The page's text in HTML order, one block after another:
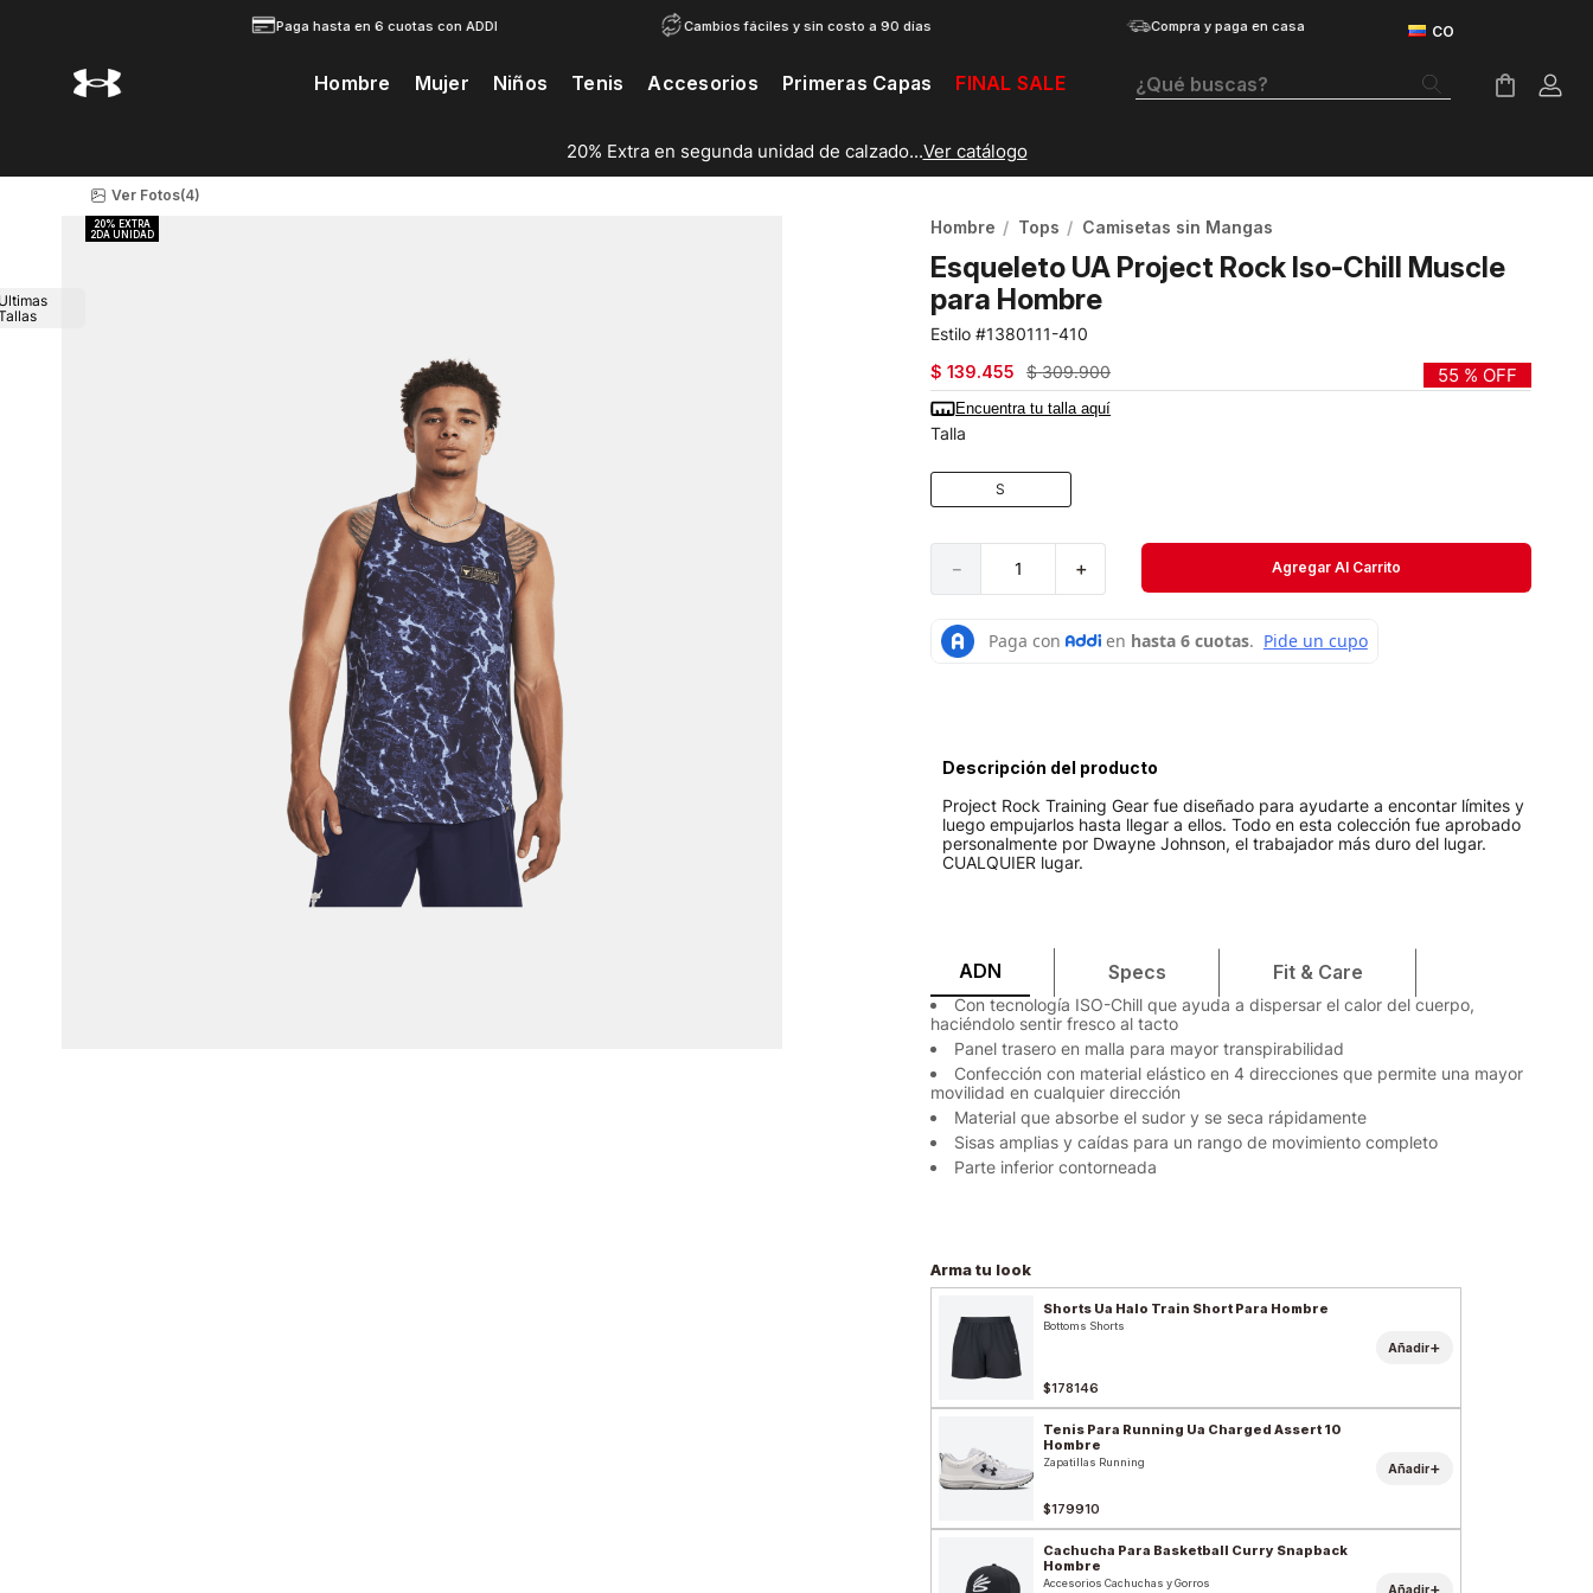
Paga hasta en 6 cuotas con ADDI Cambios fáciles y sin costo a 90 días Compra y paga en casa
Hombre Mujer Niños Tenis Accesorios Primeras Capas FINAL SALE ¿Qué buscas?
20% Extra en segunda unidad de calzado...Ver catálogo
Ver Fotos(4)
Hombre Tops Camisetas sin Mangas
Esqueleto UA Project Rock Iso-Chill Muscle
para Hombre
1380111-410
$ 139.455 $ 309.900 55 % OFF
Encuentra tu talla aquí
Talla
S
＋
－ Agregar Al Carrito
Descripción del producto
Project Rock Training Gear fue diseñado para ayudarte a encontar límites y
luego empujarlos hasta llegar a ellos. Todo en esta colección fue aprobado
personalmente por Dwayne Johnson, el trabajador más duro del lugar.
CUALQUIER lugar.
ADN Specs Fit & Care
Con tecnología ISO-Chill que ayuda a dispersar el calor del cuerpo,
haciéndolo sentir fresco al tacto
Panel trasero en malla para mayor transpirabilidad
Confección con material elástico en 4 direcciones que permite una mayor
movilidad en cualquier dirección
Material que absorbe el sudor y se seca rápidamente
Sisas amplias y caídas para un rango de movimiento completo
Parte inferior contorneada
Arma tu look
Shorts Ua Halo Train Short Para Hombre
Bottoms Shorts
$178146
Añadir+
Tenis Para Running Ua Charged Assert 10
Hombre
Zapatillas Running
$179910
Añadir+
Cachucha Para Basketball Curry Snapback
Hombre
Accesorios Cachuchas y Gorros Añadir+
Botas
Tenis Mujer
Tenis Hombre
Guayos
Velociti
Medias
Short